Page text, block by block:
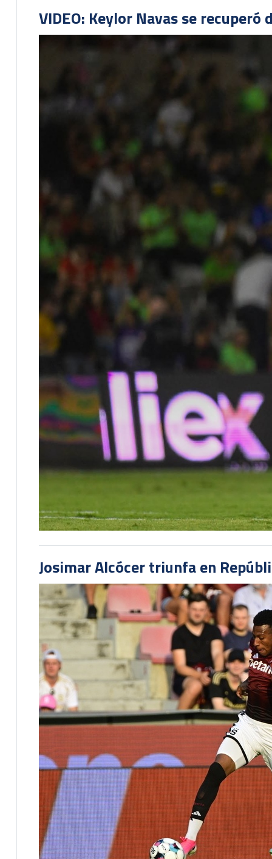
VIDEO: Keylor Navas se
Josimar Alcócer triunfa en